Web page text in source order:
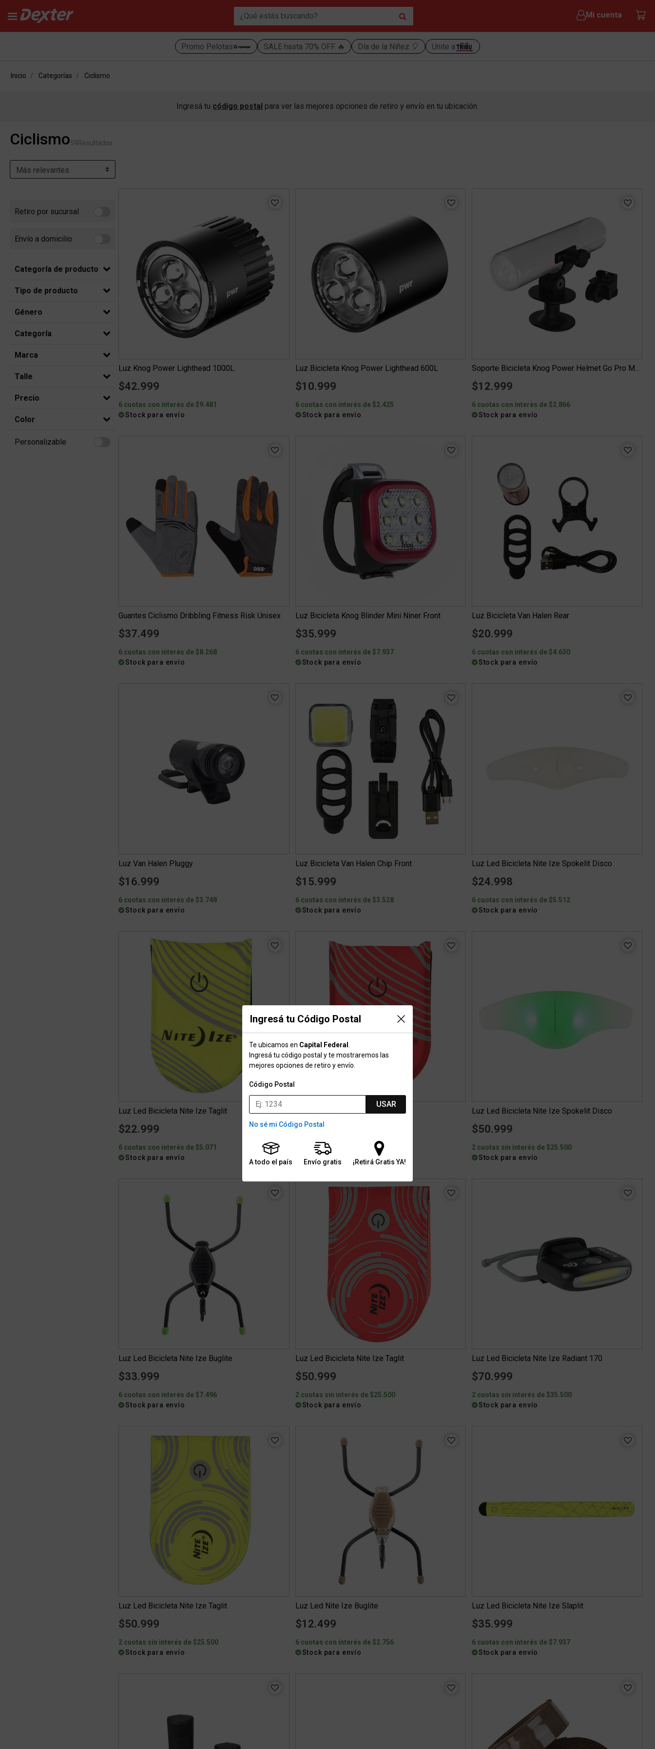
Mi cuenta
Promo Pelotas SALE hasta 70% OFF 🔥 Día de la Niñez 🎈 Unite a
Ingresá tu Código Postal
Te ubicamos en Capital Federal
Ingresá tu código postal y te mostraremos las
mejores opciones de retiro y envío.
Código Postal
USAR
No sé mi Código Postal
A todo el país Envío gratis ¡Retirá Gratis YA!
Inicio Categorías Ciclismo
Ingresá tu código postal para ver las mejores opciones de retiro y envío en tu ubicación.
Ciclismo59Resultados
Retiro por sucursal
Refine by Retiro por sucursal: Retiro por sucursal
Envío a domicilio
Refine by Envío a domicilio: Envio a domicilio
Categoría de producto
Tipo de producto
Género
Categoría
Marca
Talle
Precio
Color
Personalizable
Refine by Personalizable: Personalizable
Luz Knog Power Lighthead 1000L
$42.999
6 cuotas con interés de $9.481
Stock para envío
Luz Bicicleta Knog Power Lighthead 600L
$10.999
6 cuotas con interés de $2.425
Stock para envío
Soporte Bicicleta Knog Power Helmet Go Pro Mount
$12.999
6 cuotas con interés de $2.866
Stock para envío
Guantes Ciclismo Dribbling Fitness Risk Unisex
$37.499
6 cuotas con interés de $8.268
Stock para envío
Luz Bicicleta Knog Blinder Mini Niner Front
$35.999
6 cuotas con interés de $7.937
Stock para envío
Luz Bicicleta Van Halen Rear
$20.999
6 cuotas con interés de $4.630
Stock para envío
Luz Van Halen Pluggy
$16.999
6 cuotas con interés de $3.748
Stock para envío
Luz Bicicleta Van Halen Chip Front
$15.999
6 cuotas con interés de $3.528
Stock para envío
Luz Led Bicicleta Nite Ize Spokelit Disco
$24.998
6 cuotas con interés de $5.512
Stock para envío
Luz Led Bicicleta Nite Ize Taglit
$22.999
6 cuotas con interés de $5.071
Stock para envío
Luz Led Bicicleta Nite Ize Taglite
$22.999
6 cuotas con interés de $5.071
Stock para envío
Luz Led Bicicleta Nite Ize Spokelit Disco
$50.999
2 cuotas sin interés de $25.500
Stock para envío
Luz Led Bicicleta Nite Ize Buglite
$33.999
6 cuotas con interés de $7.496
Stock para envío
Luz Led Bicicleta Nite Ize Taglit
$50.999
2 cuotas sin interés de $25.500
Stock para envío
Luz Led Bicicleta Nite Ize Radiant 170
$70.999
2 cuotas sin interés de $35.500
Stock para envío
Luz Led Bicicleta Nite Ize Taglit
$50.999
2 cuotas sin interés de $25.500
Stock para envío
Luz Led Nite Ize Buglite
$12.499
6 cuotas con interés de $2.756
Stock para envío
Luz Led Bicicleta Nite Ize Slaplit
$35.999
6 cuotas con interés de $7.937
Stock para envío